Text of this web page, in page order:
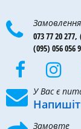
073 77 20 277,
(095) 056 056 9
У Вас є
Замовте